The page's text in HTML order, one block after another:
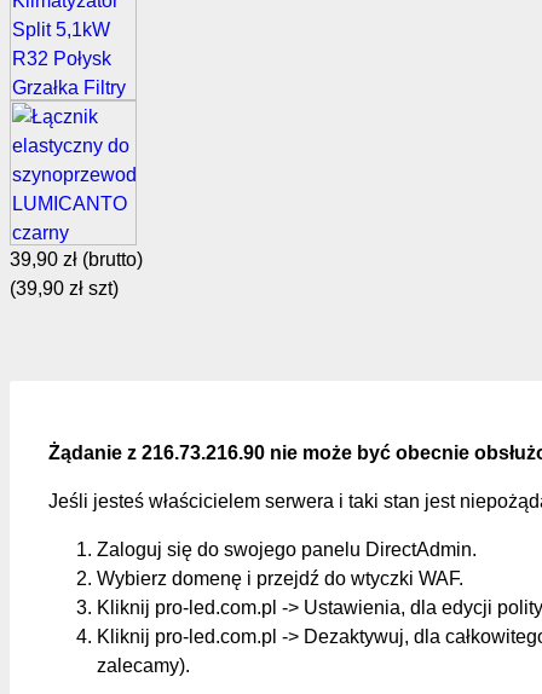
39,90 zł (brutto)
(39,90 zł szt)
Żądanie z 216.73.216.90 nie może być obecnie
Jeśli jesteś właścicielem serwera i taki stan jest
Zaloguj się do swojego panelu DirectAdmin.
Wybierz domenę i przejdź do wtyczki WAF.
Kliknij pro-led.com.pl -> Ustawienia, dla edycji
Kliknij pro-led.com.pl -> Dezaktywuj, dla
zalecamy).